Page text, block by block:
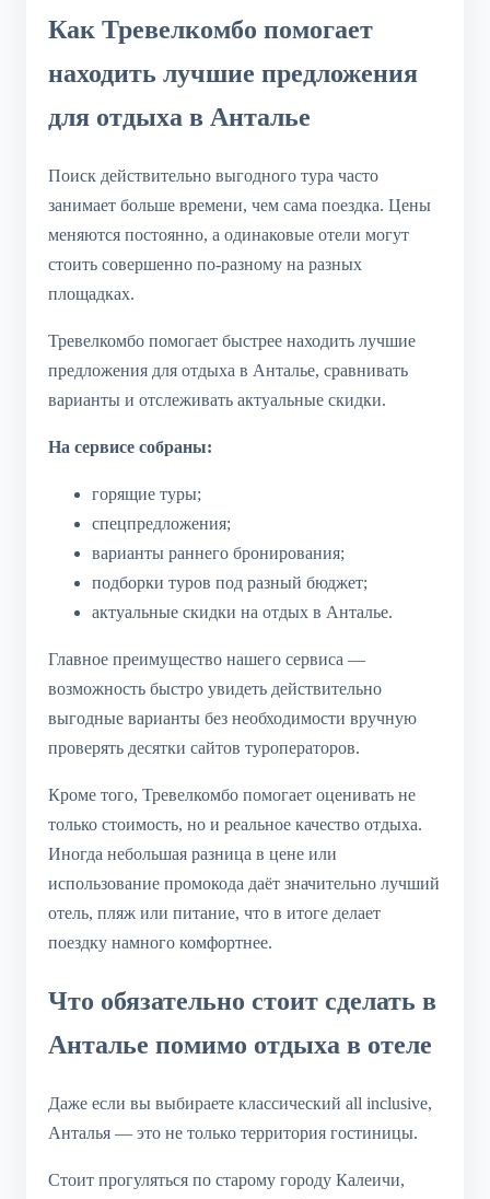
Как Тревелкомбо помогает
находить лучшие предложения
для отдыха в Анталье
Поиск действительно выгодного тура часто
занимает больше времени, чем сама поездка. Цены
меняются постоянно, а одинаковые отели могут
стоить совершенно по-разному на разных
площадках.
Тревелкомбо помогает быстрее находить лучшие
предложения для отдыха в Анталье, сравнивать
варианты и отслеживать актуальные скидки.
На сервисе собраны:
горящие туры;
спецпредложения;
варианты раннего бронирования;
подборки туров под разный бюджет;
актуальные скидки на отдых в Анталье.
Главное преимущество нашего сервиса —
возможность быстро увидеть действительно
выгодные варианты без необходимости вручную
проверять десятки сайтов туроператоров.
Кроме того, Тревелкомбо помогает оценивать не
только стоимость, но и реальное качество отдыха.
Иногда небольшая разница в цене или
использование промокода даёт значительно лучший
отель, пляж или питание, что в итоге делает
поездку намного комфортнее.
Что обязательно стоит сделать в
Анталье помимо отдыха в отеле
Даже если вы выбираете классический all inclusive,
Анталья — это не только территория гостиницы.
Стоит прогуляться по старому городу Калеичи,